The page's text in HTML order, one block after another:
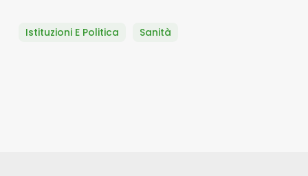
Istituzioni E Politica Sanità